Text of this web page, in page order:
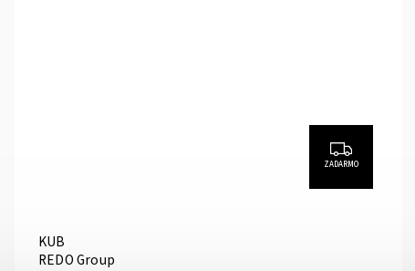
ZADARMO
KUB
REDO Group